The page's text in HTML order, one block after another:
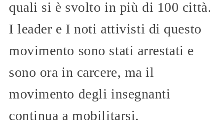
quali si è svolto in più di 100 città.
I leader e I noti attivisti di questo
movimento sono stati arrestati e
sono ora in carcere, ma il
movimento degli insegnanti
continua a mobilitarsi.